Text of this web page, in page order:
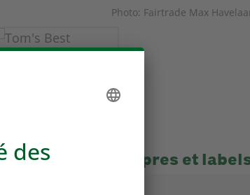
Photo: Fairtrade Max
Nos marques propres et